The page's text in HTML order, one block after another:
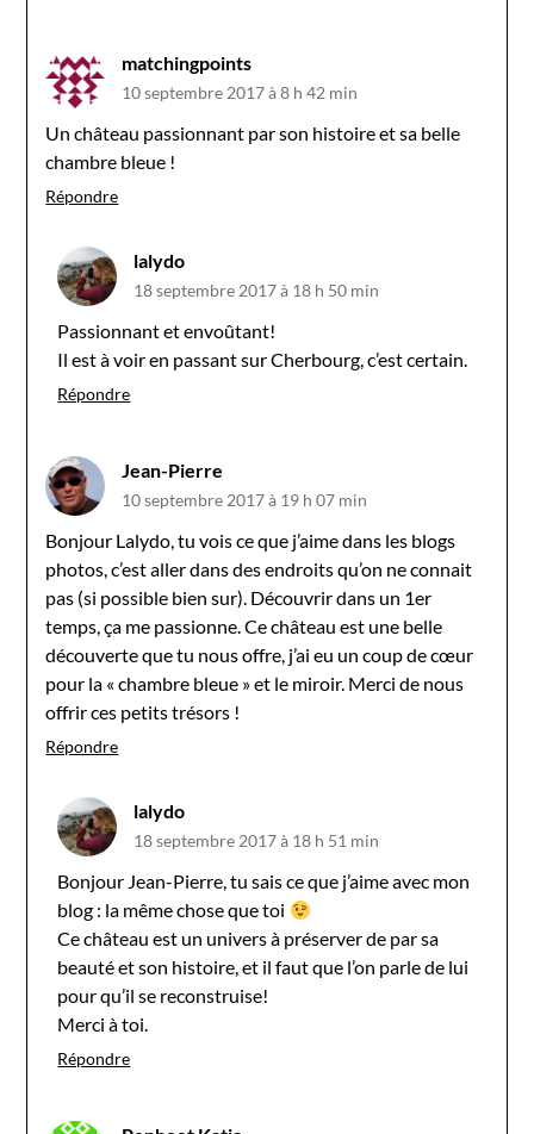
matchingpoints
10 septembre 2017 à 8 h 42 min
Un château passionnant par son histoire et sa belle
chambre bleue !
Répondre
lalydo
18 septembre 2017 à 18 h 50 min
Passionnant et envoûtant!
Il est à voir en passant sur Cherbourg, c’est certain.
Répondre
Jean-Pierre
10 septembre 2017 à 19 h 07 min
Bonjour Lalydo, tu vois ce que j’aime dans les blogs
photos, c’est aller dans des endroits qu’on ne connait
pas (si possible bien sur). Découvrir dans un 1er
temps, ça me passionne. Ce château est une belle
découverte que tu nous offre, j’ai eu un coup de cœur
pour la « chambre bleue » et le miroir. Merci de nous
offrir ces petits trésors !
Répondre
lalydo
18 septembre 2017 à 18 h 51 min
Bonjour Jean-Pierre, tu sais ce que j’aime avec mon
blog : la même chose que toi
Ce château est un univers à préserver de par sa
beauté et son histoire, et il faut que l’on parle de lui
pour qu’il se reconstruise!
Merci à toi.
Répondre